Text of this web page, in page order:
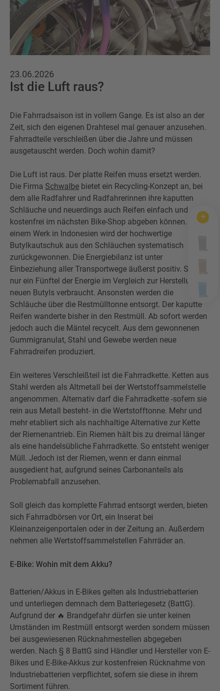
Wertstofftonne
Altglas
Sperrmüll
Sonstige Abfälle
Schadens-/Verlustmeldung
Windelzuschuss
Behältergrössen
Private Entsorgungsunternehmen
Augsburger Land Becher
Mitarbeiter
Kontakt
Häufige Fragen
23.06.2026
Ist die Luft raus?
Die Fahrradsaison ist in vollem Gange. Es ist also an der
Zeit, sich den eigenen Drahtesel mal genauer anzusehen.
Fahrradteile verschleißen über die Jahre und müssen
ausgetauscht werden. Doch wohin damit?
Die Luft ist raus. Der platte Reifen muss ersetzt werden.
Die Firma Schwalbe bietet ein Recycling-Konzept an, bei
dem alle Radfahrer und Radfahrerinnen ihre kaputten
Schläuche und neuerdings auch Reifen einfach und
kostenfrei im nächsten Bike-Shop abgeben können. In
einem Werk in Indonesien wird der hochwertige
Butylkautschuk aus den Schläuchen systematisch
zurückgewonnen. Die Energiebilanz ist unter
Einbeziehung aller Transportwege äußerst positiv. So wird
nur ein Fünftel der Energie im Vergleich zur Herstellung
neuen Butyls verbraucht. Ansonsten werden die
Schläuche über die Restmülltonne entsorgt. Der kaputte
Reifen wanderte bisher in den Restmüll. Ab sofort werden
jedoch auch die Mäntel recycelt. Aus dem gewonnenen
Gummigranulat, Stahl und Gewebe werden neue
Fahrradreifen produziert.
Ein weiteres Verschleißteil ist die Fahrradkette. Ketten aus
Stahl werden als Altmetall bei der Wertstoffsammelstelle
angenommen. Alternativ darf die Fahrradkette -sofern sie
rein aus Metall besteht- in die Wertstofftonne. Mehr und
mehr etabliert sich als nachhaltige Alternative zur Kette
der Riemenantrieb. Ein Riemen hält bis zu dreimal länger
als eine handelsübliche Fahrradkette. So entsteht weniger
Müll. Jedoch ist der Riemen, wenn er dann einmal
ausgedient hat, aufgrund seines Carbonanteils als
Problemabfall anzusehen.
Soll gleich das komplette Fahrrad entsorgt werden, bieten
sich Fahrradbörsen vor Ort, ein Inserat bei
Kleinanzeigenportalen oder in der Zeitung an. Außerdem
nehmen alle Wertstoffsammelstellen Fahrräder an.
E-Bike: Wohin mit dem Akku?
Batterien/Akkus in E-Bikes gelten als Industriebatterien
und unterliegen demnach dem Batteriegesetz (BattG).
Aufgrund der 🔥 Brandgefahr dürfen sie unter keinen
Umständen im Restmüll entsorgt werden sondern müssen
bei ausgewiesenen Rücknahmestellen abgegeben
werden. Nach § 8 BattG sind Händler und Hersteller von E-
Bikes und E-Bike-Akkus zur kostenfreien Rücknahme von
Industriebatterien verpflichtet, sofern sie diese in ihrem
Sortiment führen.